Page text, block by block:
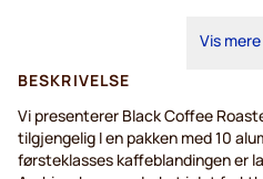
Vis mere
BESKRIVELSE
Vi presenterer Black Coffee
tilgjengelig I en pakken med 10
førsteklasses kaffeblandingen er